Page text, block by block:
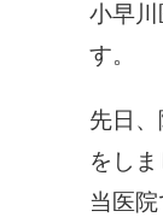
小早
す。
先日
をしま
当医